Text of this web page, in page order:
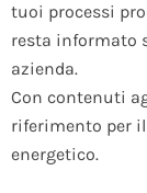
tuoi processi
resta informato
azienda.
Con contenuti
riferimento per
energetico.